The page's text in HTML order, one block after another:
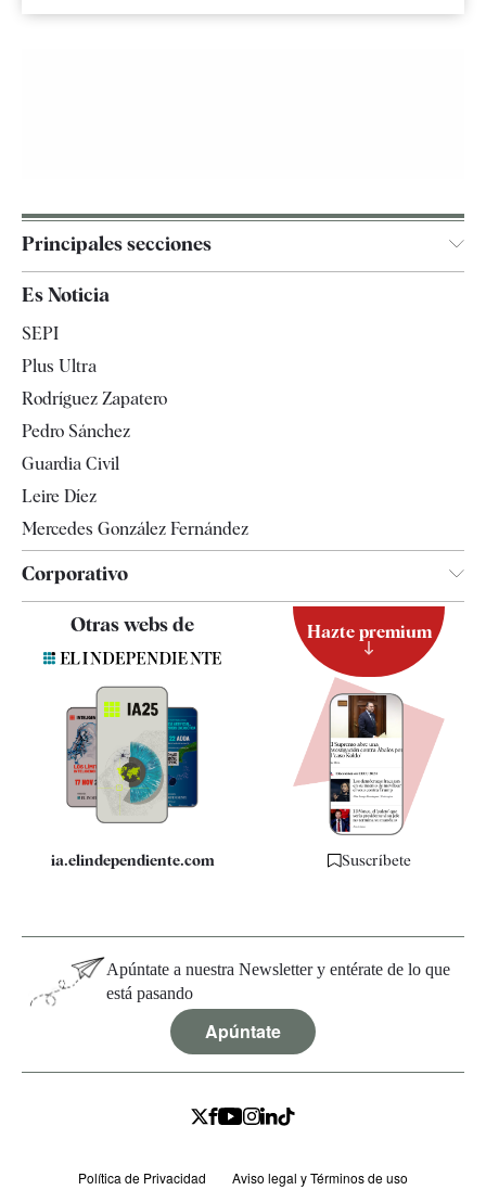
Principales secciones
España
Televisión
Es Noticia
SEPI
Plus Ultra
Rodríguez Zapatero
Pedro Sánchez
Guardia Civil
Leire Díez
Mercedes González Fernández
Corporativo
Contacto
Quiénes somos
Especificaciones
Otras webs de
ia.elindependiente.com
Hazte premium
Suscríbete
Apúntate a nuestra Newsletter y entérate de lo que
está pasando
Apúntate
Política de Privacidad Aviso legal y Términos de uso